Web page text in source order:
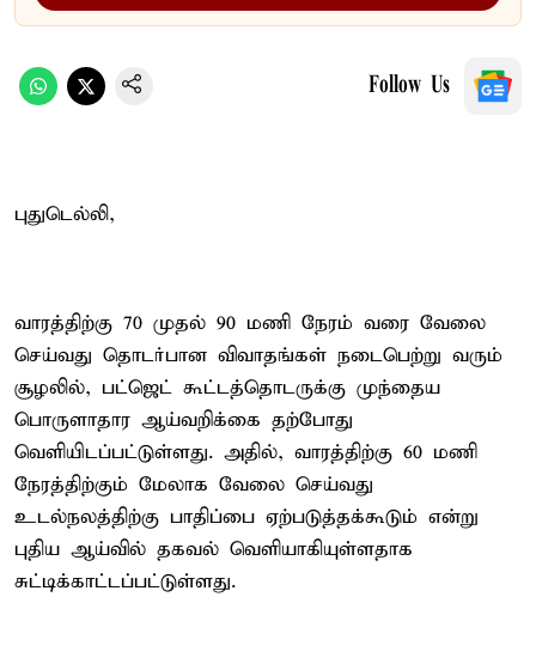
Follow Us
புதுடெல்லி,
வாரத்திற்கு 70 முதல் 90 மணி நேரம் வரை வேலை
செய்வது தொடர்பான விவாதங்கள் நடைபெற்று வரும்
சூழலில், பட்ஜெட் கூட்டத்தொடருக்கு முந்தைய
பொருளாதார ஆய்வறிக்கை தற்போது
வெளியிடப்பட்டுள்ளது. அதில், வாரத்திற்கு 60 மணி
நேரத்திற்கும் மேலாக வேலை செய்வது
உடல்நலத்திற்கு பாதிப்பை ஏற்படுத்தக்கூடும் என்று
புதிய ஆய்வில் தகவல் வெளியாகியுள்ளதாக
சுட்டிக்காட்டப்பட்டுள்ளது.